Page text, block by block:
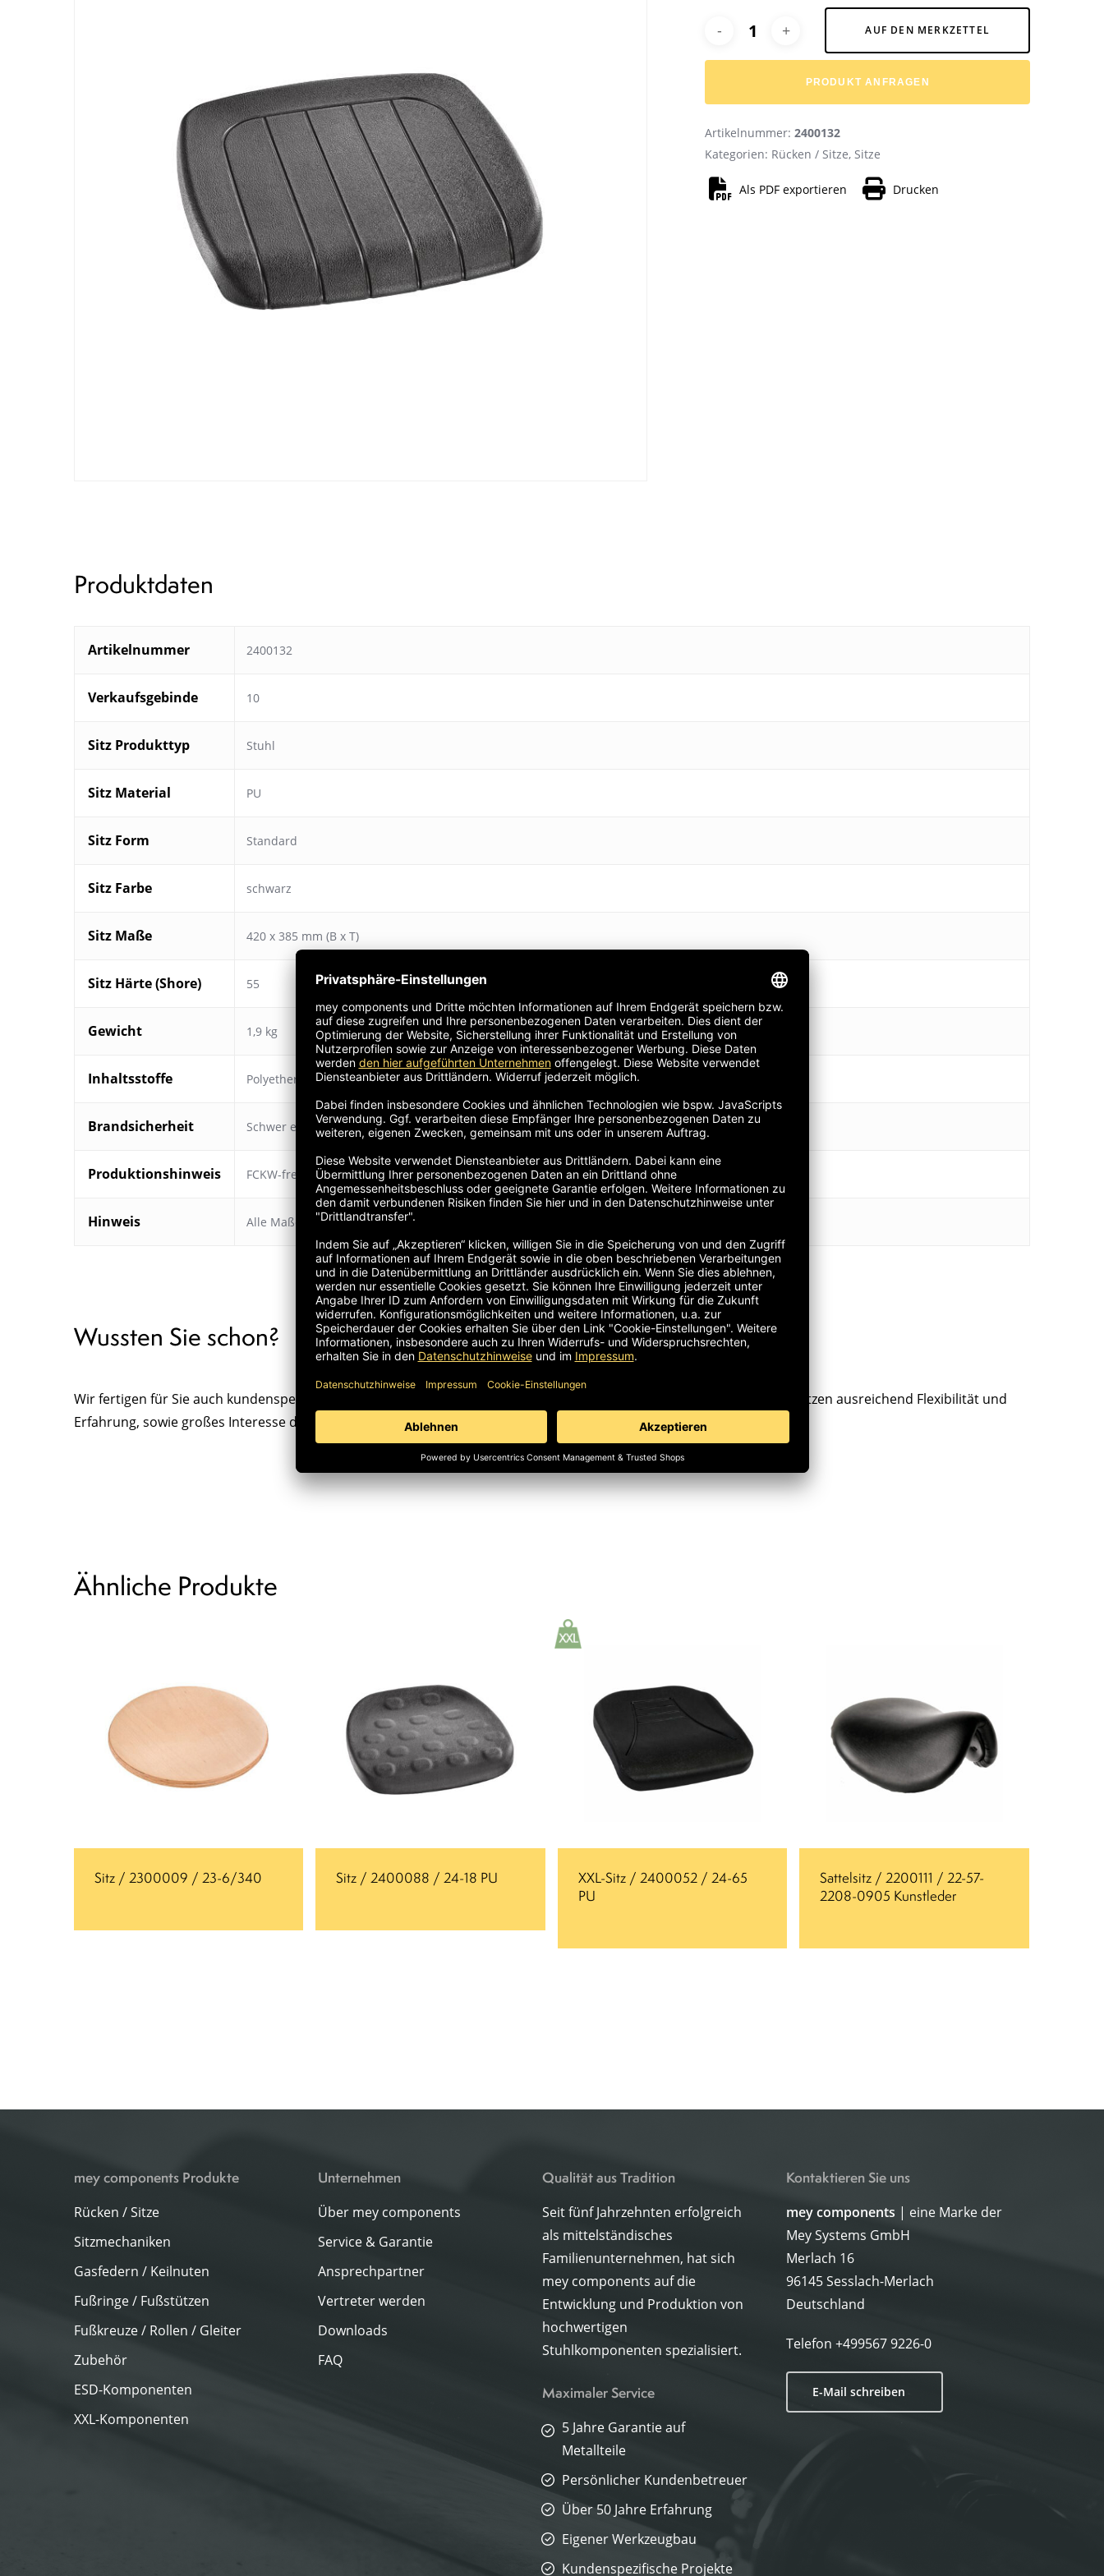
AUF DEN MERKZETTEL
PRODUKT ANFRAGEN
Artikelnummer:2400132
Kategorien: Rücken / Sitze,Sitze
Als PDF exportieren Drucken
Produktdaten
Artikelnummer 2400132
Verkaufsgebinde 10
Sitz Produkttyp Stuhl
Sitz Material PU
Sitz Form Standard
Sitz Farbe schwarz
Sitz Maße 420 x 385 mm (B x T)
Sitz Härte (Shore) 55
Gewicht 1,9 kg
Inhaltsstoffe Polyether60%, Polyurethan-Isocyanat 40%
Brandsicherheit Schwer entflammbar
Produktionshinweis FCKW-frei geschäumt
Hinweis Alle Maße sind Circa-Angaben
Wussten Sie schon?
Wir fertigen für Sie auch kundenspezifische Sonderversionen an. Wir, als inhabergeführtes Familienunternehmen, besitzen ausreichend Flexibilität und
Erfahrung, sowie großes Interesse daran, neue Projekte mit Ihnen gemeinsam zu entwickeln.
Ähnliche Produkte
Sitz / 2300009 / 23-6/340 Sitz / 2400088 / 24-18 PU
XXL-Sitz / 2400052 / 24-65
PU
Sattelsitz / 2200111 / 22-57-
2208-0905 Kunstleder
mey components Produkte
Rücken / Sitze
Sitzmechaniken
Gasfedern / Keilnuten
Fußringe / Fußstützen
Fußkreuze / Rollen / Gleiter
Zubehör
ESD-Komponenten
XXL-Komponenten
Unternehmen
Über mey components
Service & Garantie
Ansprechpartner
Vertreter werden
Downloads
FAQ
Qualität aus Tradition
Seit fünf Jahrzehnten erfolgreich
als mittelständisches
Familienunternehmen, hat sich
mey components auf die
Entwicklung und Produktion von
hochwertigen
Stuhlkomponenten spezialisiert.
Maximaler Service
5 Jahre Garantie auf
Metallteile
Persönlicher Kundenbetreuer
Über 50 Jahre Erfahrung
Eigener Werkzeugbau
Kundenspezifische Projekte
Kontaktieren Sie uns
mey components | eine Marke der
Mey Systems GmbH
Merlach 16
96145 Sesslach-Merlach
Deutschland
Telefon+499567 9226-0
E-Mail schreiben